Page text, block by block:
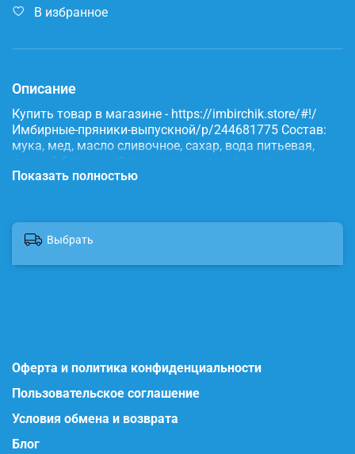
В избранное
Описание
Купить товар в магазине - https://imbirchik.store/#!/
Имбирные-пряники-выпускной/p/244681775 Состав:
мука, мед, масло сливочное, сахар, вода питьевая,
яичный белок, имбирь, корица, сода, пищевые
красители.
Показать полностью
Выбрать
Оферта и политика конфиденциальности
Пользовательское соглашение
Условия обмена и возврата
Блог